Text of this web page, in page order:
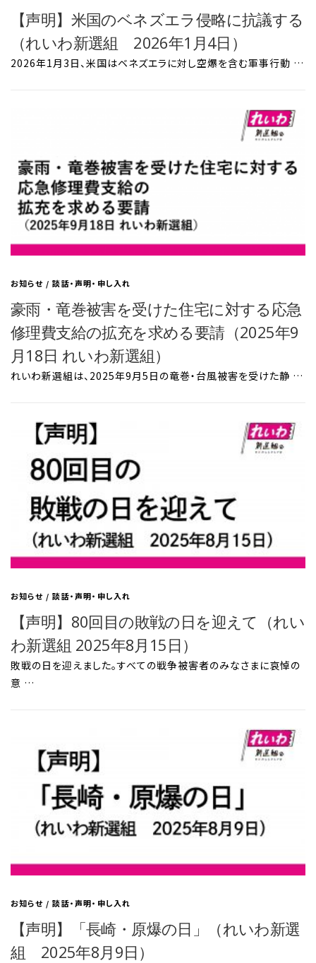
【声明】米国のベネズエラ侵略に抗議する
（れいわ新選組 2026年1月4日）
2026年1月3日、米国はベネズエラに対し空爆を含む軍事行動 …
お知らせ/談話・声明・申し入れ
豪雨・竜巻被害を受けた住宅に対する応急
修理費支給の拡充を求める要請（2025年9
月18日 れいわ新選組）
れいわ新選組は、2025年9月5日の竜巻・台風被害を受けた静 …
お知らせ/談話・声明・申し入れ
【声明】80回目の敗戦の日を迎えて（れい
わ新選組 2025年8月15日）
敗戦の日を迎えました。すべての戦争被害者のみなさまに哀悼の
意 …
お知らせ/談話・声明・申し入れ
【声明】「長崎・原爆の日」（れいわ新選
組 2025年8月9日）